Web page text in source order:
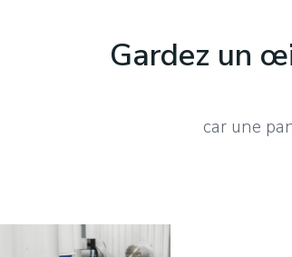
Gardez un
car une